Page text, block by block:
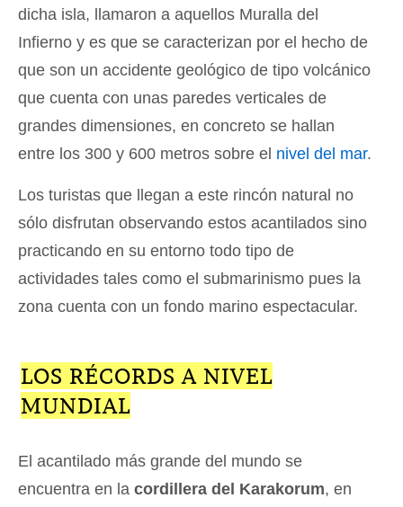
dicha isla, llamaron a aquellos Muralla del
Infierno y es que se caracterizan por el hecho de
que son un accidente geológico de tipo volcánico
que cuenta con unas paredes verticales de
grandes dimensiones, en concreto se hallan
entre los 300 y 600 metros sobre el nivel del mar.
Los turistas que llegan a este rincón natural no
sólo disfrutan observando estos acantilados sino
practicando en su entorno todo tipo de
actividades tales como el submarinismo pues la
zona cuenta con un fondo marino espectacular.
LOS RÉCORDS A NIVEL
MUNDIAL
El acantilado más grande del mundo se
encuentra en la cordillera del Karakorum, en